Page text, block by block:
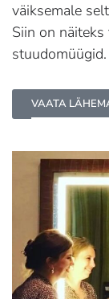
väiksemale
Siin on
stuudomüügid.
VAATA